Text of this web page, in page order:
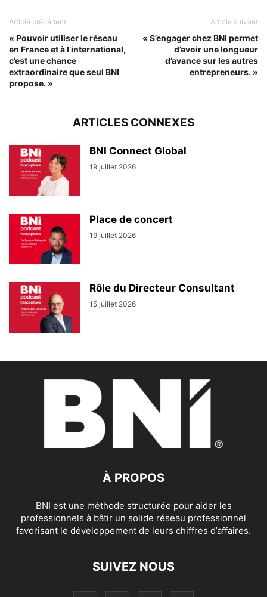
Article précédent
« Pouvoir utiliser le réseau
en France et à l’international,
c’est une chance
extraordinaire que seul BNI
propose. »
Article suivant
« S’engager chez BNI permet
d’avoir une longueur
d’avance sur les autres
entrepreneurs. »
ARTICLES CONNEXES
BNI Connect Global
19 juillet 2026
Place de concert
19 juillet 2026
Rôle du Directeur Consultant
15 juillet 2026
À PROPOS
BNI est une méthode structurée pour aider les
professionnels à bâtir un solide réseau professionnel
favorisant le développement de leurs chiffres d’affaires.
SUIVEZ NOUS